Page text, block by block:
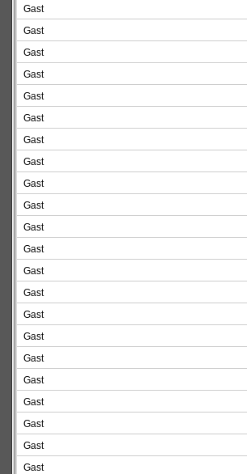
Gast
Gast
Gast
Gast
Gast
Gast
Gast
Gast
Gast
Gast
Gast
Gast
Gast
Gast
Gast
Gast
Gast
Gast
Gast
Gast
Gast
Gast